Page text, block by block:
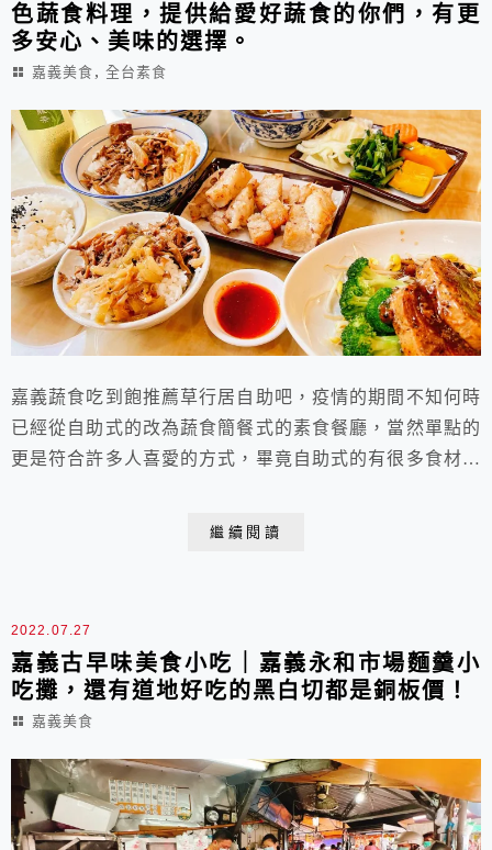
色蔬食料理，提供給愛好蔬食的你們，有更
多安心、美味的選擇。
嘉義美食 , 全台素食
嘉義蔬食吃到飽推薦草行居自助吧，疫情的期間不知何時
已經從自助式的改為蔬食簡餐式的素食餐廳，當然單點的
更是符合許多人喜愛的方式，畢竟自助式的有很多食材都
繼續閱讀
2022.07.27
嘉義古早味美食小吃｜嘉義永和市場麵羹小
吃攤，還有道地好吃的黑白切都是銅板價！
嘉義美食